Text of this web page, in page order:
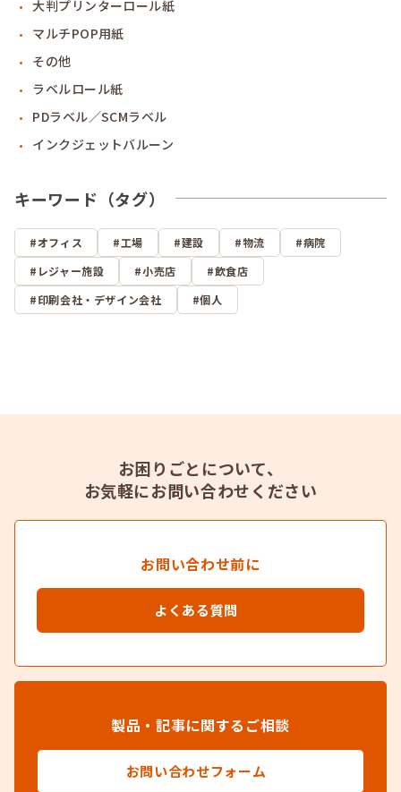
大判プリンターロール紙
マルチPOP用紙
その他
ラベルロール紙
PDラベル／SCMラベル
インクジェットバルーン
キーワード（タグ）
オフィス 工場 建設 物流
病院
レジャー施設
小売店
飲食店
印刷会社・デザイン会社
個人
お困りごとについて、
お気軽にお問い合わせください
お問い合わせ前に
よくある質問
製品・記事に関するご相談
お問い合わせフォーム